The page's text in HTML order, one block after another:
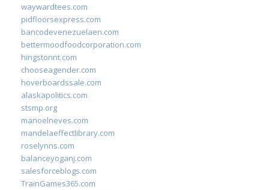
waywardtees.com
pidfloorsexpress.com
bancodevenezuelaen.com
bettermoodfoodcorporation.com
hingstonnt.com
chooseagender.com
hoverboardssale.com
alaskapolitics.com
stsmp.org
manoelneves.com
mandelaeffectlibrary.com
roselynns.com
balanceyoganj.com
salesforceblogs.com
TrainGames365.com